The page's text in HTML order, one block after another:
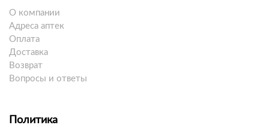
О компании
Адреса аптек
Оплата
Доставка
Возврат
Вопросы и ответы
Политика